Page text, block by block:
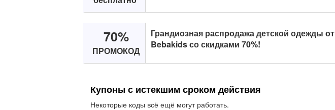
70%
ПРОМОКОД
Грандиозная распродажа детской одежды от
Bebakids со скидками 70%!
Купоны с истекшим сроком действия
Некоторые коды всё ещё могут работать.